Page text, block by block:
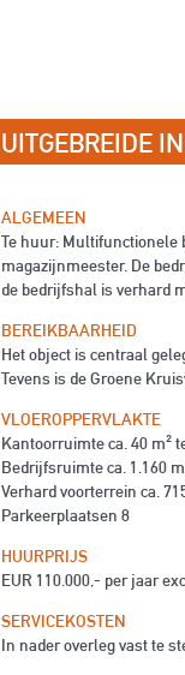
UITGEBREIDE
ALGEMEEN
Te huur: Multifunctionele
magazijnmeester. De
de bedrijfshal is verhard
BEREIKBAARHEID
Het object is centraal
Tevens is de Groene
VLOEROPPERVLAKTE
Kantoorruimte ca. 40 m²
Bedrijfsruimte ca. 1.160
Verhard voorterrein ca.
Parkeerplaatsen 8
HUURPRIJS
EUR 110.000,- per jaar
SERVICEKOSTEN
In nader overleg vast te